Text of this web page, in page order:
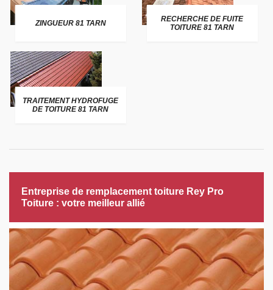
ZINGUEUR 81 TARN
RECHERCHE DE FUITE
TOITURE 81 TARN
TRAITEMENT HYDROFUGE
DE TOITURE 81 TARN
Entreprise de remplacement toiture Rey Pro
Toiture : votre meilleur allié